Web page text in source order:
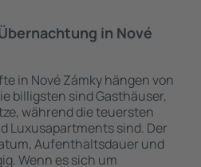
in Nové
in Nové Zámky hängen von
billigsten sind Gasthäuser,
während die teuersten
Luxusapartments sind. Der
Aufenthaltsdauer und
Wenn es sich um